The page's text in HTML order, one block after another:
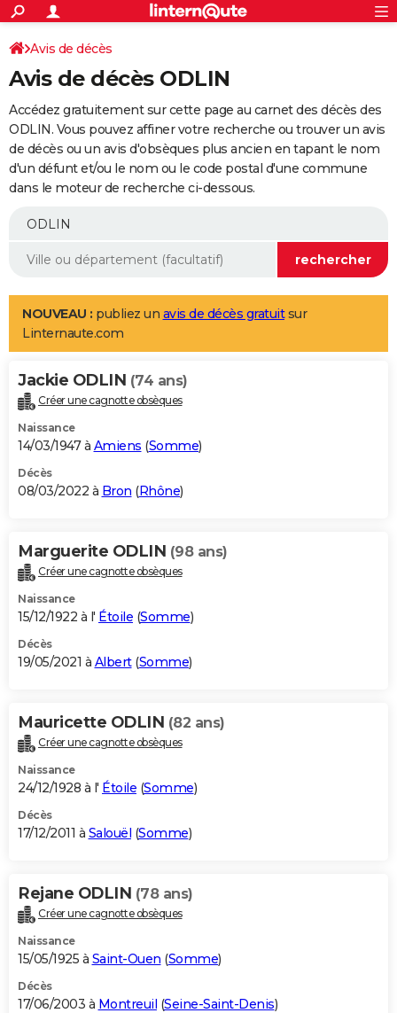
ACTUALITÉS
Politique
Société
Faits Divers
Education
Monde
Villes
+
SPORT
Coupe du monde 2026
Football
Tennis
Cyclisme
Rugby
Forum
Programme TV
TNT
Streaming
Cinéma
Sorties cinéma
Musique
+
FINANCE
Retraite
Impôts
Epargne
Immobilier
Risques naturels par ville
Banque
Assurance
Crédit
AUTO
Essais
Réserver un essai
Citadines
Berlines
SUV
Forum auto
+
Mobiles
Meilleur smartphone
Internet
Ordinateurs
Jeux vidéo
Guide high-tech
Aménagement intérieur
LIFESTYLE
Art de vivre
Bien-être
Loisirs
Mode
Modes de vie
Alimentation
Guide de la santé
Maladies
Médicaments
Sommeil
VOYAGE
Destinations
City break
Voyage nature
Voyage de noces
Forum
Climat
+PHOTO
GUIDES D'ACHAT
BONS PLANS
Carte de Noël
Carte Bonne année
Carte Saint-Valentin
Carte Pâques
Carte d'anniversaire
DICTIONNAIRE
Dictionnaire
Biographies
Citations
Expressions
Proverbes
PROGRAMME TV
S'inscrire
Se connecter
Lycées
Collèges
Primaires
Universités
Entreprises
Service militaire
Avis de recherche
AVIS DE DÉCÈS
Bricolage
Lifestyle
Culture
Sport
Auto
Television
Voyage
Cinema
Avis de décès
Avis de décès ODLIN
Accédez gratuitement sur cette page au carnet des décès des
ODLIN. Vous pouvez affiner votre recherche ou trouver un avis
de décès ou un avis d'obsèques plus ancien en tapant le nom
d'un défunt et/ou le nom ou le code postal d'une commune
dans le moteur de recherche ci-dessous.
NOUVEAU : publiez un avis de décès gratuitsur
Linternaute.com
Jackie ODLIN (74 ans)
Créer une cagnotte obsèques
Naissance
14/03/1947 à Amiens (Somme)
Décès
08/03/2022 à Bron (Rhône)
Marguerite ODLIN (98 ans)
Créer une cagnotte obsèques
Naissance
15/12/1922 à l' Étoile (Somme)
Décès
19/05/2021 à Albert(Somme)
Mauricette ODLIN (82 ans)
Créer une cagnotte obsèques
Naissance
24/12/1928 à l' Étoile (Somme)
Décès
17/12/2011 à Salouël (Somme)
Rejane ODLIN (78 ans)
Créer une cagnotte obsèques
Naissance
15/05/1925 à Saint-Ouen (Somme)
Décès
17/06/2003 à Montreuil (Seine-Saint-Denis)